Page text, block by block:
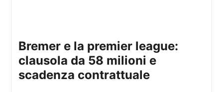
bremer e la premier league:
clausola da 58 milioni e
scadenza contrattuale